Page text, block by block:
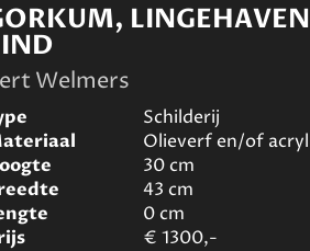
Welmers
Schilderij
Olieverf en/of acryl
30cm
43 cm
0cm
€ 1300,-